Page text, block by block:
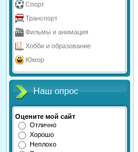
Спорт
Транспорт
Фильмы и анимация
Хобби и образование
Юмор
Наш опрос
Оцените мой сайт
Отлично
Хорошо
Неплохо